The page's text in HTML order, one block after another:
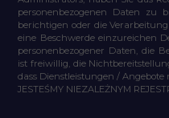
personenbezogenen Daten zu
berichtigen oder die
eine Beschwerde einzureichen
personenbezogener Daten, die
ist freiwillig, die
dass Dienstleistungen /
JESTEŚMY NIEZALEŻNYM